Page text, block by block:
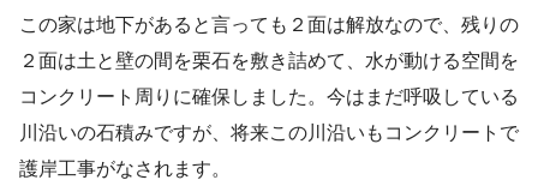
この家は地下があると言っても２面は解放なので、残りの
２面は土と壁の間を栗石を敷き詰めて、水が動ける空間を
コンクリート周りに確保しました。今はまだ呼吸している
川沿いの石積みですが、将来この川沿いもコンクリートで
護岸工事がなされます。